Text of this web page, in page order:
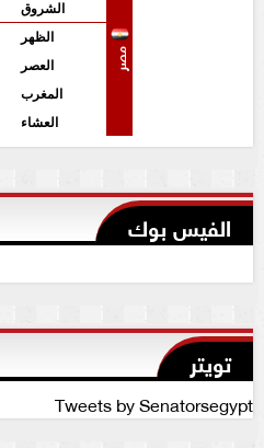
مصر
الشروق
الظهر
العصر
المغرب
العشاء
الفيس بوك
تويتر
Tweets by Senatorsegypt